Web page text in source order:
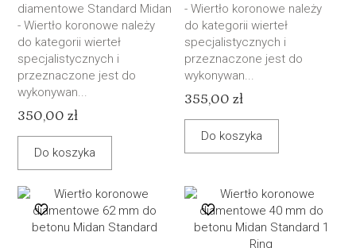
diamentowe Standard Midan
- Wiertło koronowe należy
do kategorii wierteł
specjalistycznych i
przeznaczone jest do
wykonywan...
350,00 zł
Do koszyka
- Wiertło koronowe należy
do kategorii wierteł
specjalistycznych i
przeznaczone jest do
wykonywan...
355,00 zł
Do koszyka